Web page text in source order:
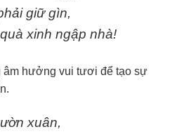
giữ gìn,
xinh ngập nhà!
âm hưởng vui tươi để tạo sự
xuân,